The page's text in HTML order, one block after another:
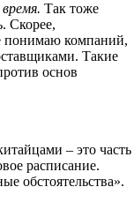
Так тоже
Скорее,
понимаю компаний,
Такие
основ
– это часть
расписание.
обстоятельства».